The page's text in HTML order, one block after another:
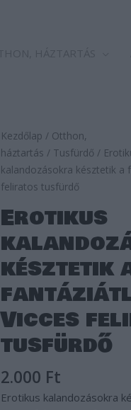
Kezdőlap / Otthon,
háztartás / Tusfürdő /
kalandozásokra késztetik a
feliratos tusfürdő
Erotikus
késztetik
Vicces
tusfürdő
2.000 Ft
Erotikus kalandozásokra